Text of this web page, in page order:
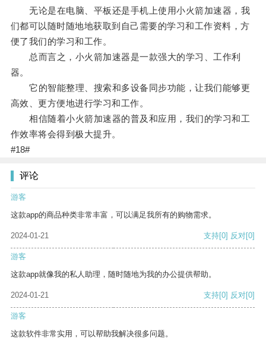
无论是在电脑、平板还是手机上使用小火箭加速器，我
们都可以随时随地地获取到自己需要的学习和工作资料，方
便了我们的学习和工作。
总而言之，小火箭加速器是一款强大的学习、工作利
器。
它的智能整理、搜索和多设备同步功能，让我们能够更
高效、更方便地进行学习和工作。
相信随着小火箭加速器的普及和应用，我们的学习和工
作效率将会得到极大提升。
#18#
评论
游客
这款app的商品种类非常丰富，可以满足我所有的购物需求。
2024-01-21 支持[0] 反对[0]
游客
这款app就像我的私人助理，随时随地为我的办公提供帮助。
2024-01-21 支持[0] 反对[0]
游客
这款软件非常实用，可以帮助我解决很多问题。